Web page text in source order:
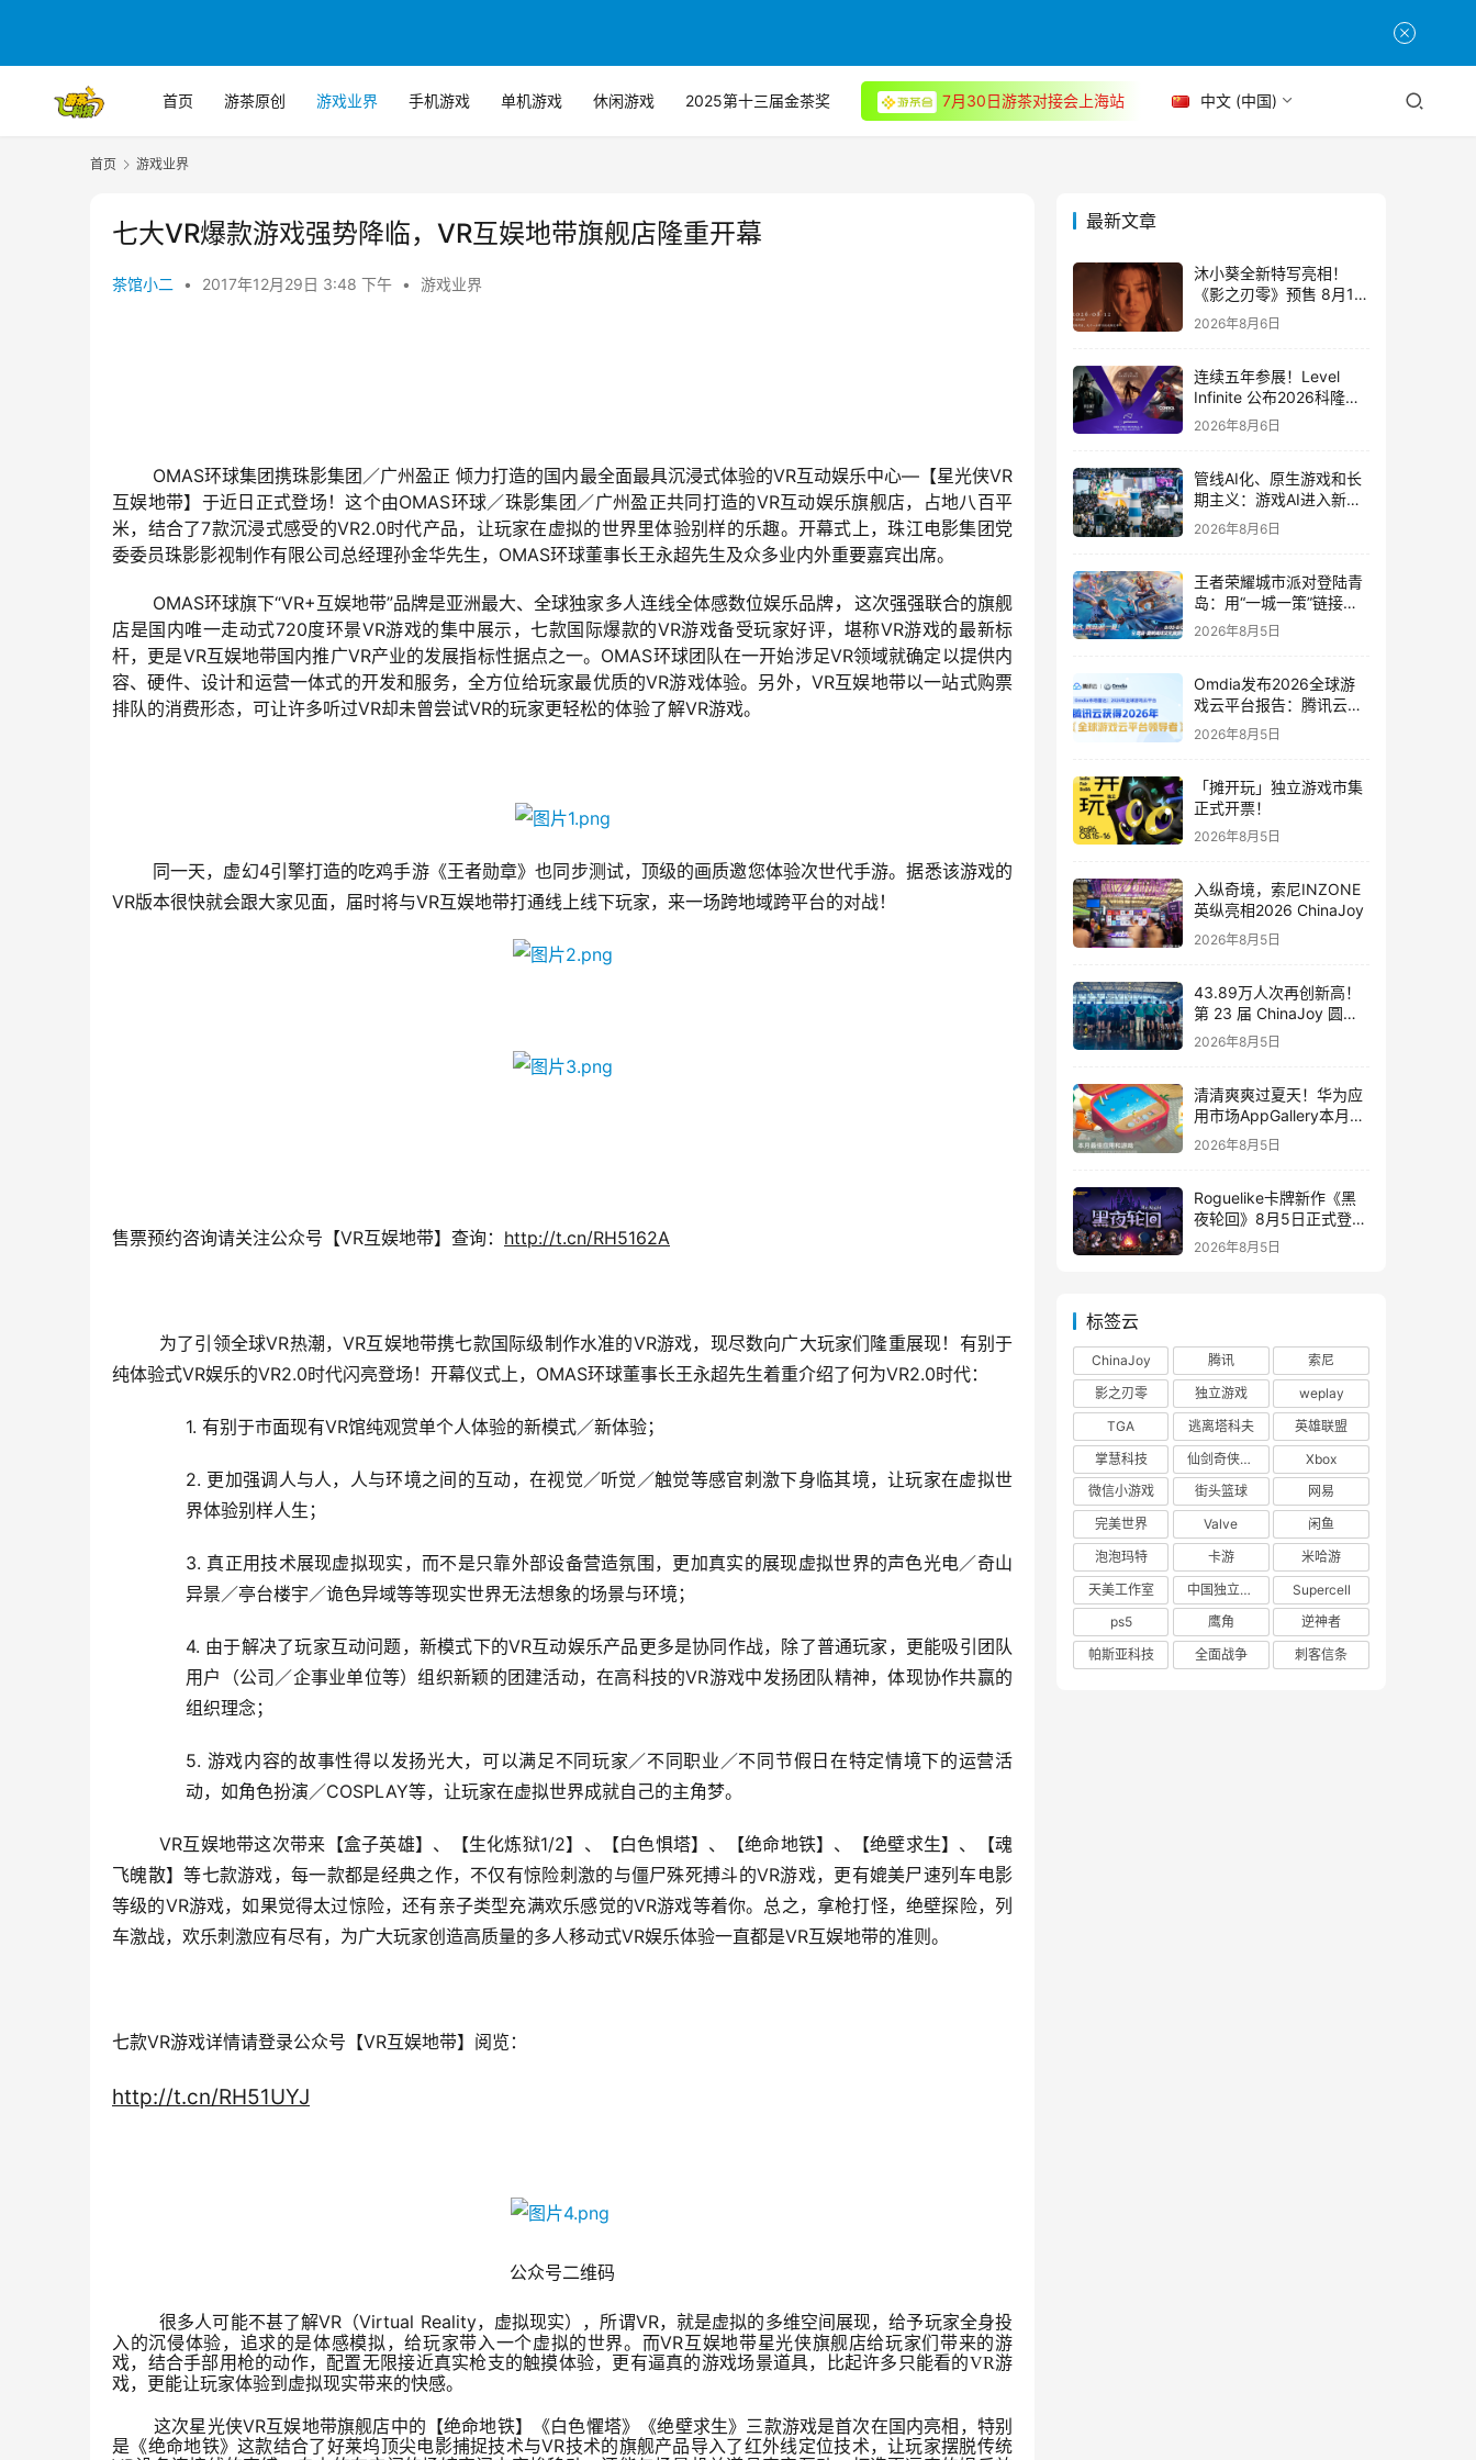
首页 游茶原创 游戏业界 手机游戏 单机游戏 休闲游戏 2025第十三届金茶奖 7月30日游茶对接会上海站 中文 (中国)
首页 游戏业界
七大VR爆款游戏强势降临，VR互娱地带旗舰店隆重开幕
茶馆小二 • 2017年12月29日 3:48 下午 • 游戏业界
OMAS环球集团携珠影集团／广州盈正 倾力打造的国内最全面最具沉浸式体验的VR互动娱乐中心—【星光侠VR
互娱地带】于近日正式登场！这个由OMAS环球／珠影集团／广州盈正共同打造的VR互动娱乐旗舰店，占地八百平
米，结合了7款沉浸式感受的VR2.0时代产品，让玩家在虚拟的世界里体验别样的乐趣。开幕式上，珠江电影集团党
委委员珠影影视制作有限公司总经理孙金华先生，OMAS环球董事长王永超先生及众多业内外重要嘉宾出席。
OMAS环球旗下“VR+互娱地带”品牌是亚洲最大、全球独家多人连线全体感数位娱乐品牌， 这次强强联合的旗舰
店是国内唯一走动式720度环景VR游戏的集中展示，七款国际爆款的VR游戏备受玩家好评，堪称VR游戏的最新标
杆，更是VR互娱地带国内推广VR产业的发展指标性据点之一。OMAS环球团队在一开始涉足VR领域就确定以提供内
容、硬件、设计和运营一体式的开发和服务，全方位给玩家最优质的VR游戏体验。另外，VR互娱地带以一站式购票
排队的消费形态，可让许多听过VR却未曾尝试VR的玩家更轻松的体验了解VR游戏。
同一天，虚幻4引擎打造的吃鸡手游《王者勋章》也同步测试，顶级的画质邀您体验次世代手游。据悉该游戏的
VR版本很快就会跟大家见面，届时将与VR互娱地带打通线上线下玩家，来一场跨地域跨平台的对战！
售票预约咨询请关注公众号【VR互娱地带】查询： http://t.cn/RH5162A
为了引领全球VR热潮，VR互娱地带携七款国际级制作水准的VR游戏，现尽数向广大玩家们隆重展现！有别于
纯体验式VR娱乐的VR2.0时代闪亮登场！开幕仪式上，OMAS环球董事长王永超先生着重介绍了何为VR2.0时代：
1. 有别于市面现有VR馆纯观赏单个人体验的新模式／新体验；
2. 更加强调人与人，人与环境之间的互动，在视觉／听觉／触觉等感官刺激下身临其境，让玩家在虚拟世
界体验别样人生；
3. 真正用技术展现虚拟现实，而不是只靠外部设备营造氛围，更加真实的展现虚拟世界的声色光电／奇山
异景／亭台楼宇／诡色异域等等现实世界无法想象的场景与环境；
4. 由于解决了玩家互动问题，新模式下的VR互动娱乐产品更多是协同作战，除了普通玩家，更能吸引团队
用户（公司／企事业单位等）组织新颖的团建活动，在高科技的VR游戏中发扬团队精神，体现协作共赢的
组织理念；
5. 游戏内容的故事性得以发扬光大，可以满足不同玩家／不同职业／不同节假日在特定情境下的运营活
动，如角色扮演／COSPLAY等，让玩家在虚拟世界成就自己的主角梦。
VR互娱地带这次带来【盒子英雄】、【生化炼狱1/2】、【白色惧塔】、【绝命地铁】、【绝壁求生】、【魂
飞魄散】等七款游戏，每一款都是经典之作，不仅有惊险刺激的与僵尸殊死搏斗的VR游戏，更有媲美尸速列车电影
等级的VR游戏，如果觉得太过惊险，还有亲子类型充满欢乐感觉的VR游戏等着你。总之，拿枪打怪，绝壁探险，列
车激战，欢乐刺激应有尽有，为广大玩家创造高质量的多人移动式VR娱乐体验一直都是VR互娱地带的准则。
七款VR游戏详情请登录公众号【VR互娱地带】阅览：
http://t.cn/RH51UYJ
公众号二维码
很多人可能不甚了解VR （Virtual Reality，虚拟现实），所谓VR，就是虚拟的多维空间展现，给予玩家全身投
入的沉侵体验，追求的是体感模拟，给玩家带入一个虚拟的世界。而VR互娱地带星光侠旗舰店给玩家们带来的游
戏，结合手部用枪的动作， 配置无限接近真实枪支的触摸体验， 更有逼真的游戏场景道具，比起许多只能看的VR游
戏，更能让玩家体验到虚拟现实带来的快感。
这次星光侠VR互娱地带旗舰店中的【绝命地铁】《白色懼塔》《绝壁求生》三款游戏是首次在国内亮相，特别
是《绝命地铁》这款结合了好莱坞顶尖电影捕捉技术与VR技术的旗舰产品导入了红外线定位技术，让玩家摆脱传统
最新文章
沐小葵全新特写亮相！
《影之刃零》预售 8月12
日开启
2026年8月6日
连续五年参展！Level
Infinite 公布2026科隆游
戏展产品阵容
2026年8月6日
管线AI化、原生游戏和长
期主义：游戏AI进入新共
识时代
2026年8月6日
王者荣耀城市派对登陆青
岛：用“一城一策”链接海
洋场景，以双向奔赴带动
2026年8月5日
Omdia发布2026全球游
戏云平台报告：腾讯云连
续两年入选“领导者”象限
2026年8月5日
「摊开玩」独立游戏市集
正式开票！
2026年8月5日
入纵奇境，索尼INZONE
英纵亮相2026 ChinaJoy
2026年8月5日
43.89万人次再创新高！
第 23 届 ChinaJoy 圆满
落幕：感谢有你，共赴这
2026年8月5日
清清爽爽过夏天！华为应
用市场AppGallery本月最
佳上新，款款提升幸福感
2026年8月5日
Roguelike卡牌新作《黑
夜轮回》8月5日正式登陆
Steam，首发9折优惠开
2026年8月5日
标签云
ChinaJoy 腾讯
索尼
影之刃零
独立游戏
weplay
TGA
逃离塔科夫
英雄联盟
掌慧科技
仙剑奇侠传四
Xbox
微信小游戏
街头篮球
网易
完美世界
Valve
闲鱼
泡泡玛特
卡游
米哈游
天美工作室
中国独立游戏联盟
Supercell
ps5
鹰角
逆神者
帕斯亚科技
全面战争 刺客信条